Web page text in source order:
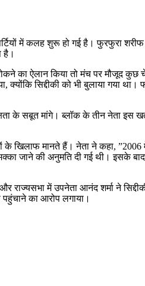
में कलह शुरू हो गई है। फुरफुरा शरीफ
है।
का ऐलान किया तो मंच पर मौजूद कुछ
सिद्दीकी को भी बुलाया गया था।
के सबूत मांगे। ब्लॉक के तीन नेता इस
के खिलाफ मानते हैं। नेता ने कहा, ”2006
जाने की अनुमति दी गई थी। इसके
राज्यसभा में उपनेता आनंद शर्मा ने
का आरोप लगाया।